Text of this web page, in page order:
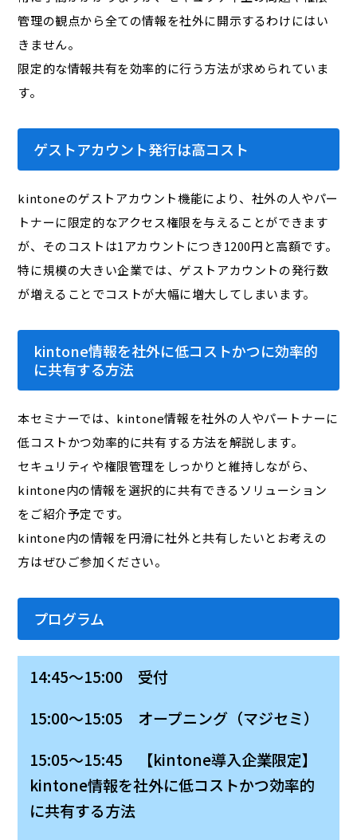
管理の観点から全ての情報を社外に開示するわけにはい
きません。
限定的な情報共有を効率的に行う方法が求められていま
す。
ゲストアカウント発行は高コスト
kintoneのゲストアカウント機能により、社外の人やパー
トナーに限定的なアクセス権限を与えることができます
が、そのコストは1アカウントにつき1200円と高額です。
特に規模の大きい企業では、ゲストアカウントの発行数
が増えることでコストが大幅に増大してしまいます。
kintone情報を社外に低コストかつに効率的
に共有する方法
本セミナーでは、kintone情報を社外の人やパートナーに
低コストかつ効率的に共有する方法を解説します。
セキュリティや権限管理をしっかりと維持しながら、
kintone内の情報を選択的に共有できるソリューション
をご紹介予定です。
kintone内の情報を円滑に社外と共有したいとお考えの
方はぜひご参加ください。
プログラム
14:45～15:00 受付
15:00～15:05 オープニング（マジセミ）
15:05～15:45 【kintone導入企業限定】
kintone情報を社外に低コストかつ効率的
に共有する方法